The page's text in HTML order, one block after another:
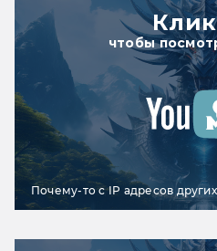
чтобы
Почему-то с IP адресов